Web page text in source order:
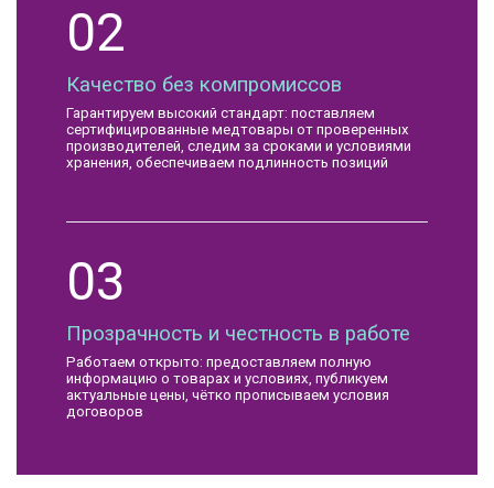
02
Качество без компромиссов
Гарантируем высокий стандарт: поставляем
сертифицированные медтовары от проверенных
производителей, следим за сроками и условиями
хранения, обеспечиваем подлинность позиций
03
Прозрачность и честность в работе
Работаем открыто: предоставляем полную
информацию о товарах и условиях, публикуем
актуальные цены, чётко прописываем условия
договоров